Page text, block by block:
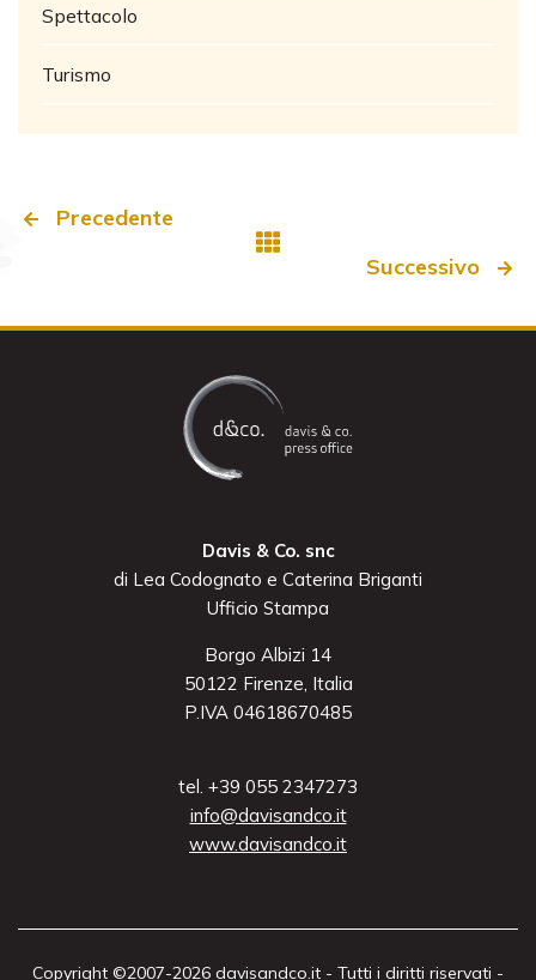
Spettacolo
Turismo
Precedente
Successivo
Davis & Co. snc
di Lea Codognato e Caterina Briganti
Ufficio Stampa
Borgo Albizi 14
50122 Firenze, Italia
P.IVA 04618670485
tel. +39 055 2347273
info@davisandco.it
www.davisandco.it
Copyright ©2007-2026 davisandco.it - Tutti i diritti riservati -